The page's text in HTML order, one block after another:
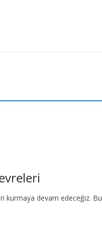
kurmaya devam edeceğiz. Bu